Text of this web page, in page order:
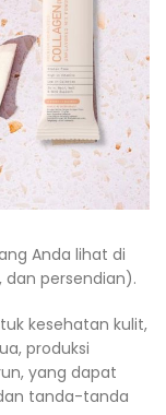
Anda lihat di
persendian).
kesehatan kulit,
produksi
yang dapat
tanda-tanda